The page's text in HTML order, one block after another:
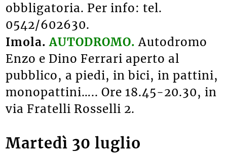
obbligatoria. Per info: tel.
0542/602630.
Imola.AUTODROMO. Autodromo
Enzo e Dino Ferrari aperto al
pubblico, a piedi, in bici, in pattini,
monopattini….. Ore 18.45-20.30, in
via Fratelli Rosselli 2.
Martedì 30 luglio